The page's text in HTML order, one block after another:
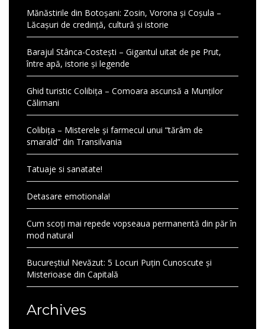
Mănăstirile din Botoșani: Zosin, Vorona și Coșula –
Lăcașuri de credință, cultură și istorie
Barajul Stânca-Costești – Gigantul uitat de pe Prut,
între apă, istorie și legende
Ghid turistic Colibița – Comoara ascunsă a Munților
Călimani
Colibița – Misterele și farmecul unui “tărâm de
smarald” din Transilvania
Tatuaje si sanatate!
Detasare emotionala!
Cum scoți mai repede vopseaua permanentă din păr în
mod natural
Bucureștiul Nevăzut: 5 Locuri Puțin Cunoscute și
Misterioase din Capitală
Archives